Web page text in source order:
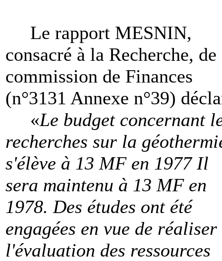
Le rapport MESNIN,
consacré à la Recherche, de
commission de Finances
(n°3131 Annexe n°39)
«Le budget concernant
recherches sur la
s'élève à 13 MF en 1977 Il
sera maintenu à 13 MF en
1978. Des études ont été
engagées en vue de réaliser
l'évaluation des ressources